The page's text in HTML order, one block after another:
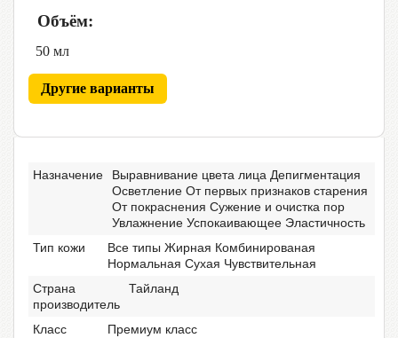
Объём:
50 мл
Другие варианты
Назначение
Выравнивание цвета лица Депигментация
Осветление От первых признаков старения
От покраснения Сужение и очистка пор
Увлажнение Успокаивающее Эластичность
Тип кожи
Все типы Жирная Комбинированая
Нормальная Сухая Чувствительная
Страна
производитель
Тайланд
Класс
Премиум класс